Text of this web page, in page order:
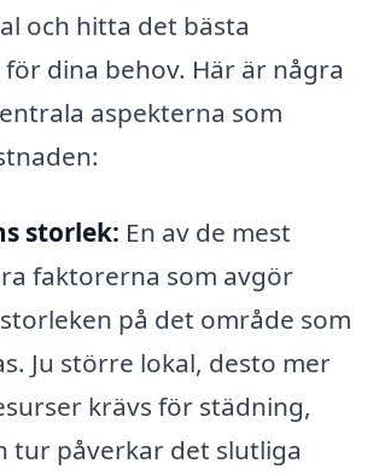
och hitta det bästa
dina behov. Här är några
aspekterna som
storlek: En av de mest
faktorerna som avgör
på det område som
Ju större lokal, desto mer
krävs för städning,
tur påverkar det slutliga